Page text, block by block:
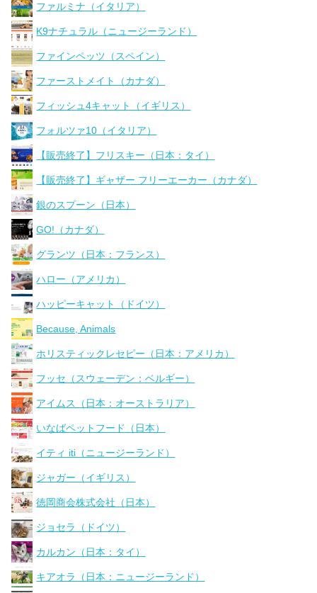
ファルミナ（イタリア）
K9ナチュラル（ニュージーランド）
ファインペッツ（スペイン）
ファーストメイト（カナダ）
フィッシュ4キャット（イギリス）
フォルツァ10（イタリア）
【販売終了】フリスキー（日本：タイ）
【販売終了】ギャザー フリーエーカー（カナダ）
銀のスプーン（日本）
GO!（カナダ）
グランツ（日本：フランス）
ハロー（アメリカ）
ハッピーキャット（ドイツ）
Because, Animals
ホリスティックレセピー（日本：アメリカ）
フッセ（スウェーデン：ベルギー）
アイムス（日本：オーストラリア）
いなばペットフード（日本）
イティ iti（ニュージーランド）
ジャガー（イギリス）
徳岡商会株式会社（日本）
ジョセラ（ドイツ）
カルカン（日本：タイ）
キアオラ（日本：ニュージーランド）